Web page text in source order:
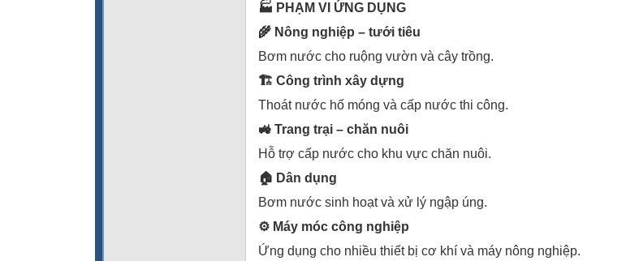
🏭 PHẠM VI ỨNG DỤNG
🌾 Nông nghiệp – tưới tiêu
Bơm nước cho ruộng vườn và cây trồng.
🏗 ️ Công trình xây dựng
Thoát nước hố móng và cấp nước thi công.
🚜 Trang trại – chăn nuôi
Hỗ trợ cấp nước cho khu vực chăn nuôi.
🏠 Dân dụng
Bơm nước sinh hoạt và xử lý ngập úng.
⚙️ Máy móc công nghiệp
Ứng dụng cho nhiều thiết bị cơ khí và máy nông nghiệp.